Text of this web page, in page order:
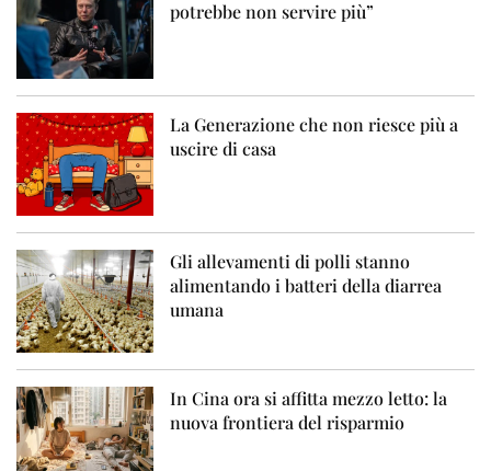
potrebbe non servire più”
La Generazione che non riesce più a
uscire di casa
Gli allevamenti di polli stanno
alimentando i batteri della diarrea
umana
In Cina ora si affitta mezzo letto: la
nuova frontiera del risparmio